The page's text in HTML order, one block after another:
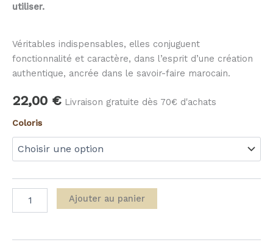
utiliser.
Véritables indispensables, elles conjuguent
fonctionnalité et caractère, dans l’esprit d’une création
authentique, ancrée dans le savoir-faire marocain.
22,00 € Livraison gratuite dès 70€ d'achats
Coloris
Ajouter au panier